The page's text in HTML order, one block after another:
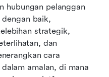
hubungan pelanggan
baik,
strategik,
dan
cara
amalan, di mana